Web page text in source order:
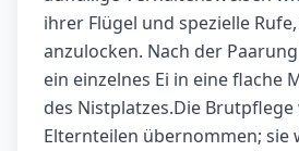
ihrer Flügel und spezielle
anzulocken. Nach der
ein einzelnes Ei in eine flache
des Nistplatzes.Die
Elternteilen übernommen; sie